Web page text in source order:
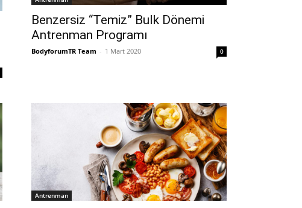
Benzersiz “Temiz” Bulk Dönemi
Antrenman Programı
BodyforumTR Team - 1 Mart 2020 0
Antrenman